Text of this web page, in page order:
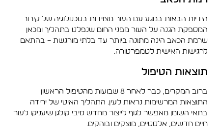
הידיות הבאות במגע עם העור מצוידות בטכנולוגיה של קירור
המספקת הגנה על העור מפני החום שנפלט בתהליך ומכאן
שרמת הכאב הינה מתונה ביותר עד בלתי מורגשת – בהתאם
לרגישות האישית לטמפרטורה.
תוצאות הטיפול
ברוב המקרים, כבר לאחר 8 שבועות מהטיפול הראשון
התוצאות המרשימות נראות לעין. התהליך האיטי של ירידה
בתאי השומן מאפשר לגוף לייצור מחדש סיבי קולגן שיעניקו לעור
חיים חדשים, אלסטיים, מוצקים ובוהקים.